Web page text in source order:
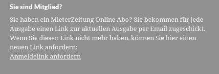
Sie sind Mitglied?
Sie haben ein MieterZeitung Online Abo? Sie bekommen für jede
Ausgabe einen Link zur aktuellen Ausgabe per Email zugeschickt.
Wenn Sie diesen Link nicht mehr haben, können Sie hier einen
neuen Link anfordern:
Anmeldelink anfordern